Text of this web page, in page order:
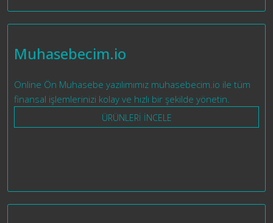
Muhasebecim.io
Online Ön Muhasebe yazılımımız muhasebecim.io ile tüm
finansal işlemlerinizi kolay ve hızlı bir şekilde yönetin.
ÜRÜNLERİ İNCELE